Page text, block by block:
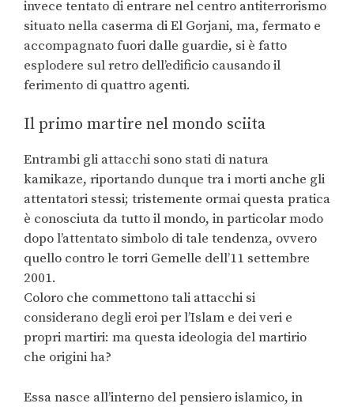
invece tentato di entrare nel centro antiterrorismo
situato nella caserma di El Gorjani, ma, fermato e
accompagnato fuori dalle guardie, si è fatto
esplodere sul retro dell’edificio causando il
ferimento di quattro agenti.
Il primo martire nel mondo sciita
Entrambi gli attacchi sono stati di natura
kamikaze, riportando dunque tra i morti anche gli
attentatori stessi; tristemente ormai questa pratica
è conosciuta da tutto il mondo, in particolar modo
dopo l’attentato simbolo di tale tendenza, ovvero
quello contro le torri Gemelle dell’11 settembre
2001.
Coloro che commettono tali attacchi si
considerano degli eroi per l’Islam e dei veri e
propri martiri: ma questa ideologia del martirio
che origini ha?
Essa nasce all’interno del pensiero islamico, in